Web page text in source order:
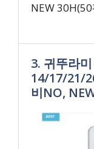
NEW
3. 귀뚜라
14/17/21/
비NO,